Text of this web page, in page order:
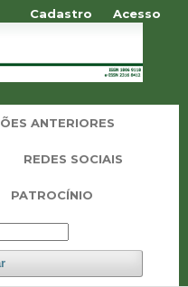
ANTERIORES
REDES SOCIAIS
PATROCÍNIO
Cadastro Acesso